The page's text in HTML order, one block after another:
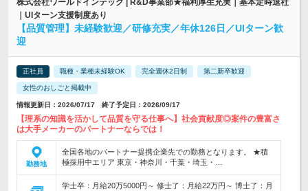
株式会社ワールドインテック | R&D事業部★福利厚生充実｜基本定時退社
｜UIターン支援制度あり
【品質管理】未経験歓迎／研修充実／年休126日／UIターン歓
迎
正社員 職種・業種未経験OK 完全週休2日制 第二新卒歓迎
女性のおしごと掲載中
情報更新日：2026/07/17 終了予定日：2026/09/17
【理系の知識を活かして品質を守る仕事へ】社会貢献度◎案件の豊富さ
は大手メーカーのパートナーならでは！
勤務地
全国各地のパートナー提携企業先での勤務となります。 ★積
極採用中エリア 東京・神奈川・千葉・埼玉・…
学士卒：月給20万5000円～ 修士了：月給22万円～ 博士了：月